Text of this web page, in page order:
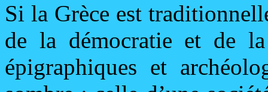
Si la Grèce est
de la démocratie et de
épigraphiques et